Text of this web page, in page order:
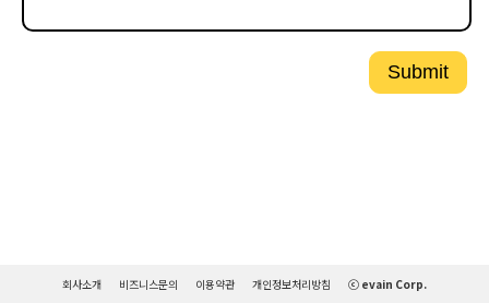
Submit
회사소개 비즈니스문의 이용약관 개인정보처리방침 ⓒ evain Corp.